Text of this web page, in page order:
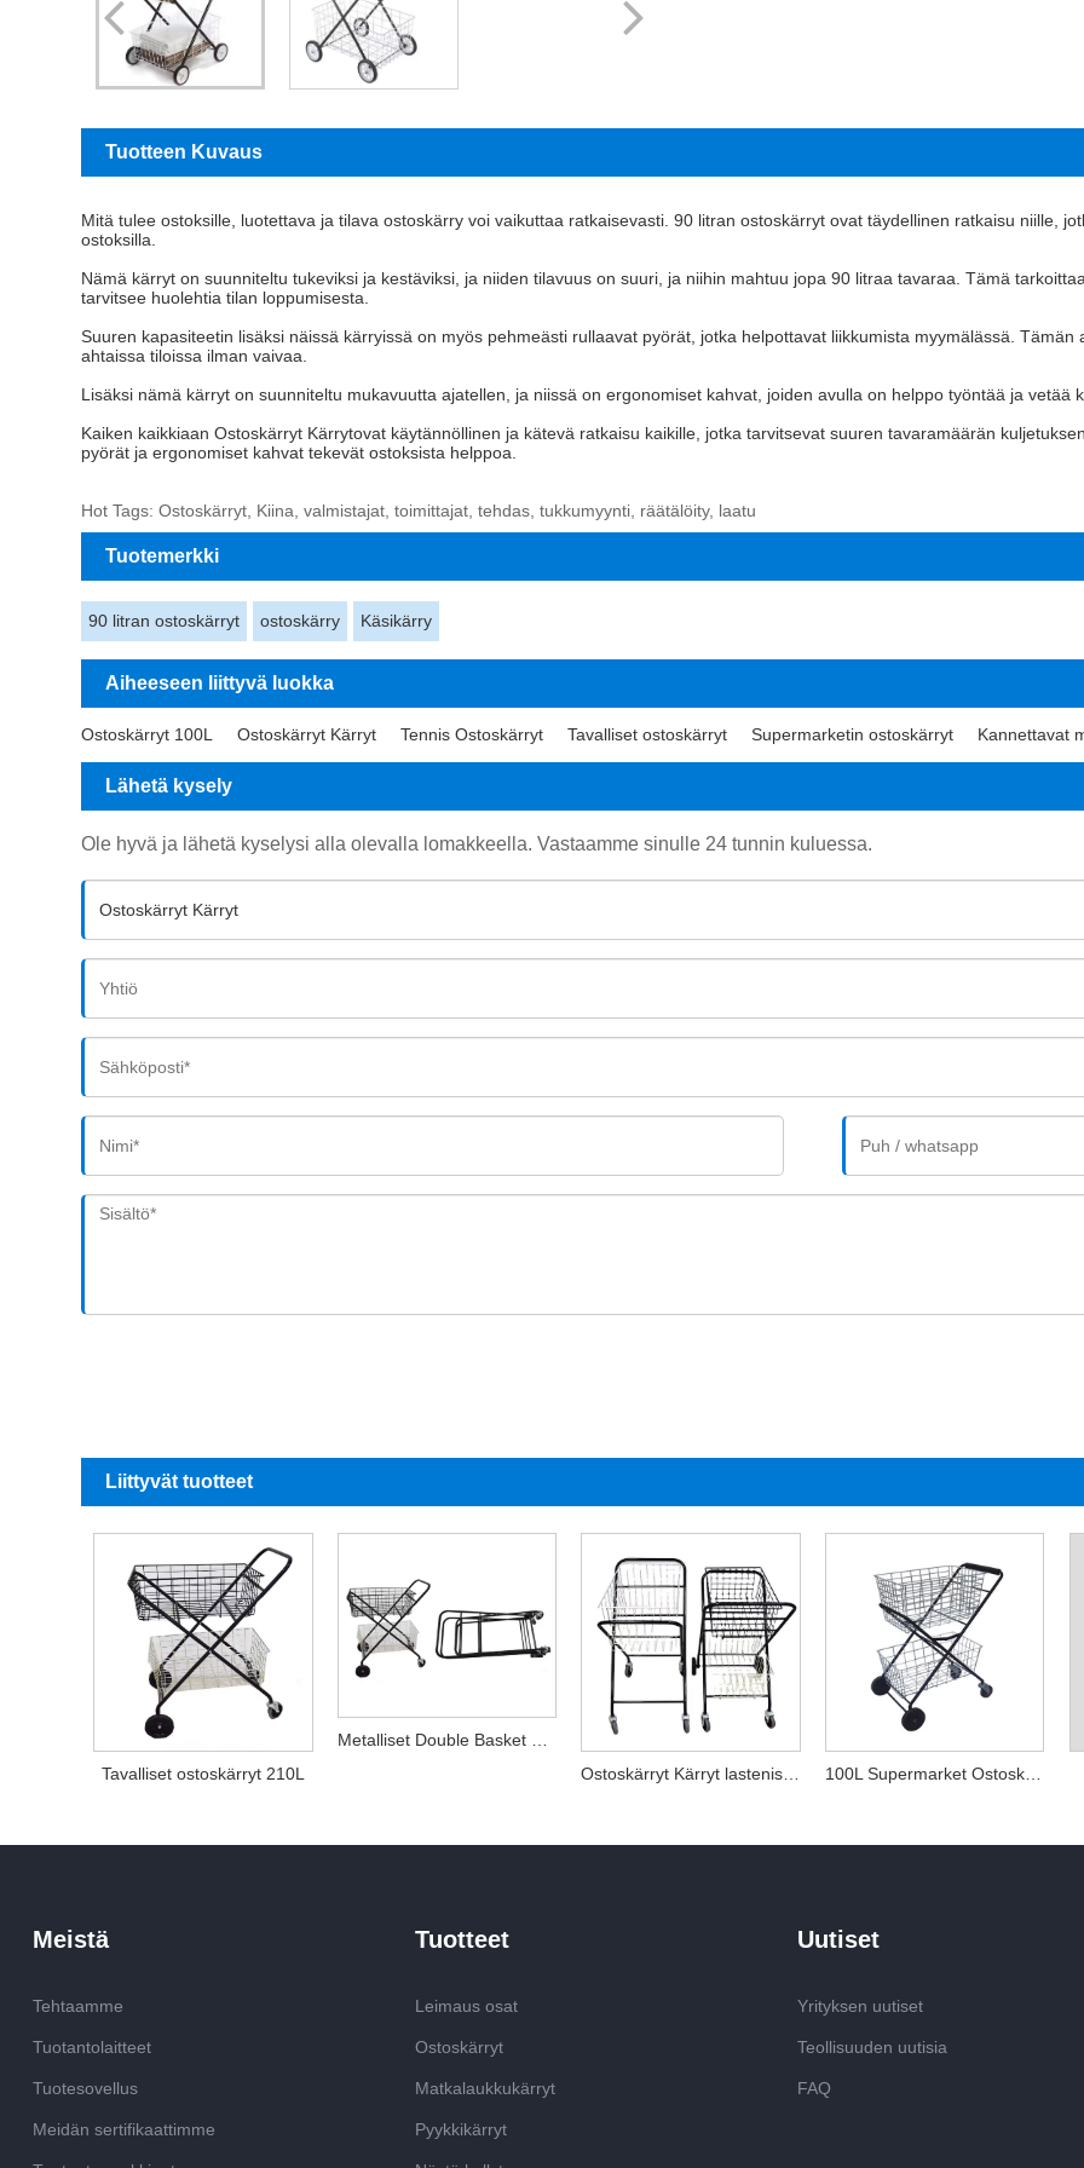
Tuotteen Kuvaus
Mitä tulee ostoksille, luotettava ja tilava ostoskärry voi vaikuttaa ratkaisevasti. 90 litran ostoskärryt ovat täydellinen ratkaisu niille,
ostoksilla.
Nämä kärryt on suunniteltu tukeviksi ja kestäviksi, ja niiden tilavuus on suuri, ja niihin mahtuu jopa 90 litraa tavaraa. Tämä
tarvitsee huolehtia tilan loppumisesta.
Suuren kapasiteetin lisäksi näissä kärryissä on myös pehmeästi rullaavat pyörät, jotka helpottavat liikkumista myymälässä.
ahtaissa tiloissa ilman vaivaa.
Lisäksi nämä kärryt on suunniteltu mukavuutta ajatellen, ja niissä on ergonomiset kahvat, joiden avulla on helppo työntää ja vetää
Kaiken kaikkiaanOstoskärryt Kärrytovat käytännöllinen ja kätevä ratkaisu kaikille, jotka tarvitsevat suuren tavaramäärän
pyörät ja ergonomiset kahvat tekevät ostoksista helppoa.
Hot Tags: Ostoskärryt, Kiina, valmistajat, toimittajat, tehdas, tukkumyynti, räätälöity, laatu
Tuotemerkki
90 litran ostoskärryt ostoskärry Käsikärry
Aiheeseen liittyvä luokka
Ostoskärryt 100L Ostoskärryt Kärryt Tennis Ostoskärryt Tavalliset ostoskärryt Supermarketin ostoskärryt Kannettavat
Lähetä kysely
Ole hyvä ja lähetä kyselysi alla olevalla lomakkeella. Vastaamme sinulle 24 tunnin kuluessa.
Liittyvät tuotteet
Tavalliset ostoskärryt 210L
Ostoskärryt Kärryt lastenistuimella
100L Supermarket Ostoskärryt
Meistä
Tehtaamme
Tuotantolaitteet
Tuotesovellus
Meidän sertifikaattimme
Tuotteet
Leimaus osat
Ostoskärryt
Matkalaukkukärryt
Pyykkikärryt
Uutiset
Yrityksen uutiset
Teollisuuden uutisia
FAQ